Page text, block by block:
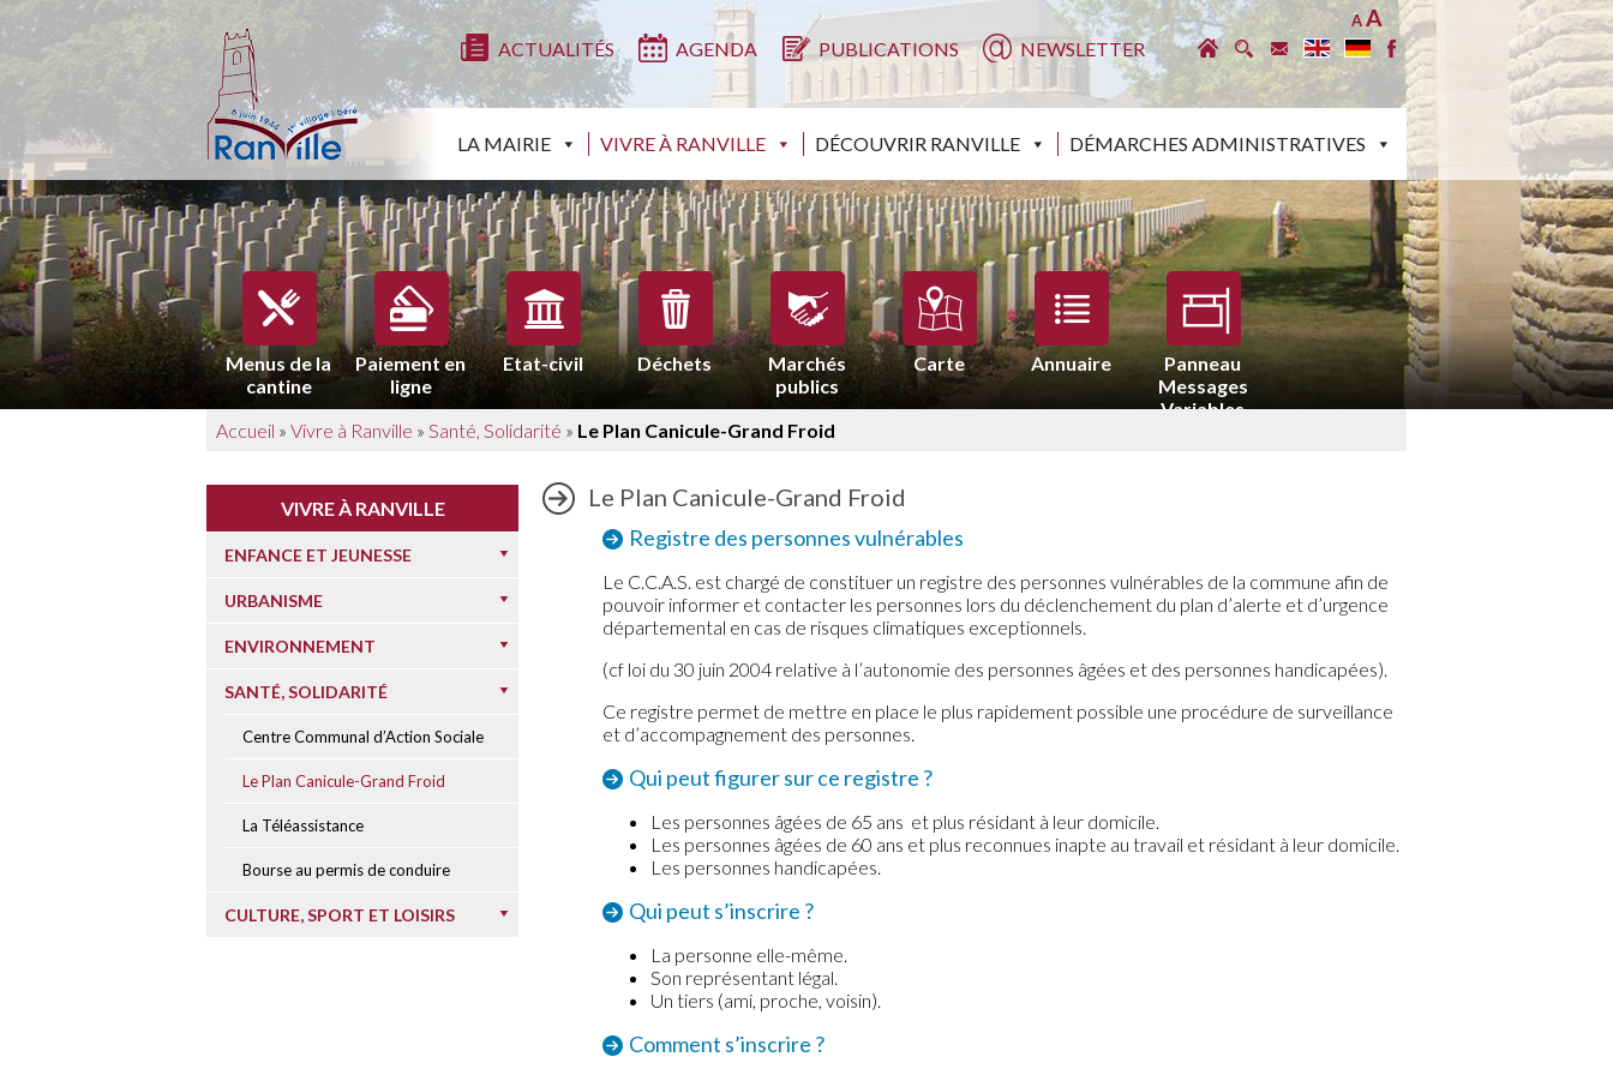
ACTUALITÉS AGENDA PUBLICATIONS NEWSLETTER
AA
LA MAIRIE VIVRE À RANVILLE DÉCOUVRIR RANVILLE DÉMARCHES ADMINISTRATIVES
Menus de la
cantine
Paiement en
ligne
Etat-civil Déchets
Marchés
publics
Carte Annuaire
Panneau
Messages
Variables
Accueil » Vivre à Ranville » Santé, Solidarité » Le Plan Canicule-Grand Froid
VIVRE À RANVILLE
ENFANCE ET JEUNESSE
URBANISME
ENVIRONNEMENT
SANTÉ, SOLIDARITÉ
Centre Communal d’Action Sociale
Le Plan Canicule-Grand Froid
La Téléassistance
Bourse au permis de conduire
CULTURE, SPORT ET LOISIRS
Le Plan Canicule-Grand Froid
Registre des personnes vulnérables
Le C.C.A.S. est chargé de constituer un registre des personnes vulnérables de la commune afin de
pouvoir informer et contacter les personnes lors du déclenchement du plan d’alerte et d’urgence
départemental en cas de risques climatiques exceptionnels.
(cf loi du 30 juin 2004 relative à l’autonomie des personnes âgées et des personnes handicapées).
Ce registre permet de mettre en place le plus rapidement possible une procédure de surveillance
et d’accompagnement des personnes.
Qui peut figurer sur ce registre ?
Les personnes âgées de 65 ans et plus résidant à leur domicile.
Les personnes âgées de 60 ans et plus reconnues inapte au travail et résidant à leur domicile.
Les personnes handicapées.
Qui peut s’inscrire ?
La personne elle-même.
Son représentant légal.
Un tiers (ami, proche, voisin).
Comment s’inscrire ?